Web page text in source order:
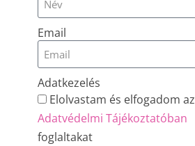
Email
Adatkezelés
Elolvastam és elfogadom az
Adatvédelmi Tájékoztatóban
foglaltakat